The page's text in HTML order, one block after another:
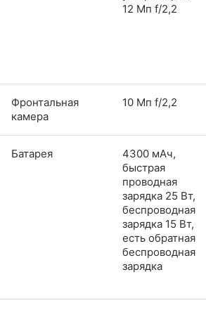
12 Мп f/2,2
Фронтальная
камера
10 Мп f/2,2
Батарея
4300 мАч,
быстрая
проводная
зарядка 25 Вт,
беспроводная
зарядка 15 Вт,
есть обратная
беспроводная
зарядка